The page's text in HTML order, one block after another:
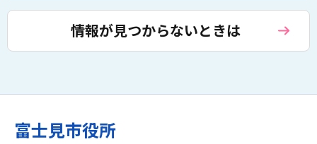
情報が見つからないときは
富士見市役所